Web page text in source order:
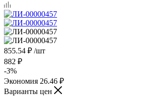
855.54 ₽ /шт
882 ₽
-3%
Экономия 26.46 ₽
Варианты цен